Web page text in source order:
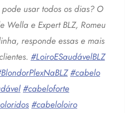
usar todos os dias? O
e Expert BLZ, Romeu
responde essas e mais
#LoiroESaudávelBLZ
#cabelo
#cabeloforte
#cabeloloiro